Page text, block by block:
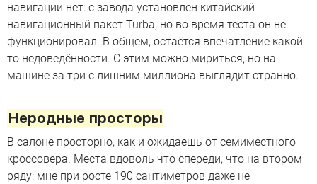
навигации нет: с завода установлен китайский
навигационный пакет Turba, но во время теста он не
функционировал. В общем, остаётся впечатление какой-
то недоведённости. С этим можно мириться, но на
машине за три с лишним миллиона выглядит странно.
Неродные просторы
В салоне просторно, как и ожидаешь от семиместного
кроссовера. Места вдоволь что спереди, что на втором
ряду: мне при росте 190 сантиметров даже не